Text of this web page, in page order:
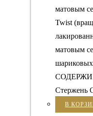
матовым
Twist
матовым
шариковых
Стержень
В